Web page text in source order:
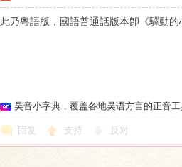
此乃粵語版，國語普通話版本卽《驛動的
吴音小字典，覆盖各地吴语方言的正音
回复 支持 反对